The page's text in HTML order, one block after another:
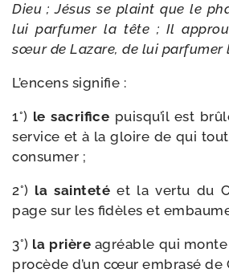
Dieu ; Jésus se plaint que le
lui par­fu­mer la tête ; Il
sœur de Lazare, de lui par­fu­mer
L’encens signi­fie :
1°) le sacri­fice puisqu’il est
ser­vice et à la gloire de qui
consumer ;
2°) la sain­te­téet la ver­tu du
page sur les fidèles et
3°) la prière agréable qui
pro­cède d’un cœur embra­sé de